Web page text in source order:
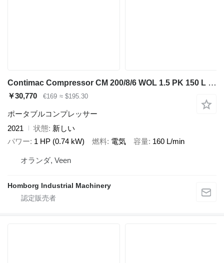
Contimac Compressor CM 200/8/6 WOL 1.5 PK 150 L / min 8 Bar Olievrije Zui
￥30,770 €169 ≈ $195.30
ポータブルコンプレッサー
2021
状態 新しい
パワー 1 HP (0.74 kW) 燃料 電気 容量 160 L/min
オランダ, Veen
Homborg Industrial Machinery